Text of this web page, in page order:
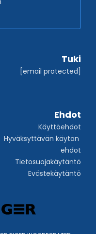
Tuki
[email protected]
Ehdot
Käyttöehdot
Hyväksyttävän käytön
ehdot
Tietosuojakäytäntö
Evästekäytäntö